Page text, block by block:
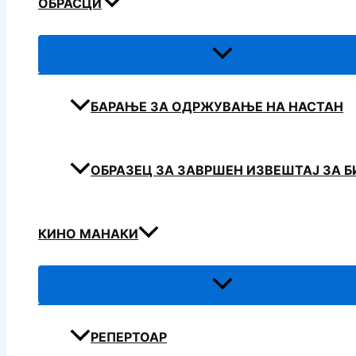
ОБРАСЦИ
БАРАЊЕ ЗА ОДРЖУВАЊЕ НА НАСТАН
ОБРАЗЕЦ ЗА ЗАВРШЕН ИЗВЕШТАЈ ЗА
КИНО МАНАКИ
РЕПЕРТОАР